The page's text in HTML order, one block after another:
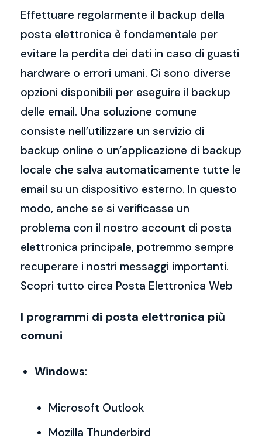
Effettuare regolarmente il backup della
posta elettronica è fondamentale per
evitare la perdita dei dati in caso di guasti
hardware o errori umani. Ci sono diverse
opzioni disponibili per eseguire il backup
delle email. Una soluzione comune
consiste nell’utilizzare un servizio di
backup online o un’applicazione di backup
locale che salva automaticamente tutte le
email su un dispositivo esterno. In questo
modo, anche se si verificasse un
problema con il nostro account di posta
elettronica principale, potremmo sempre
recuperare i nostri messaggi importanti.
Scopri tutto circa Posta Elettronica Web
I programmi di posta elettronica più
comuni
Windows:
Microsoft Outlook
Mozilla Thunderbird